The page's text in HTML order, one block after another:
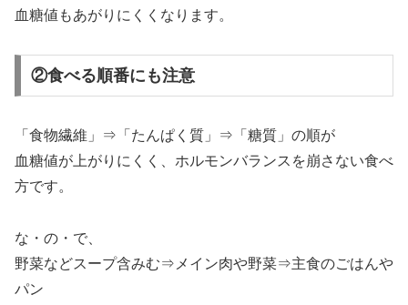
血糖値もあがりにくくなります。
②食べる順番にも注意
「食物繊維」⇒「たんぱく質」⇒「糖質」の順が
血糖値が上がりにくく、ホルモンバランスを崩さない食べ
方です。
な・の・で、
野菜などスープ含みむ⇒メイン肉や野菜⇒主食のごはんや
パン